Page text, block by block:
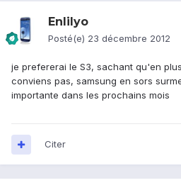
Enlilyo
Posté(e) 23 décembre 2012
je prefererai le S3, sachant qu'en
conviens pas, samsung en sors
importante dans les prochains mois
Citer